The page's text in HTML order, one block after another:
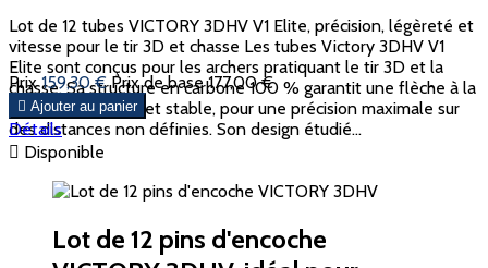
Lot de 12 tubes VICTORY 3DHV V1 Elite, précision, légèreté et
vitesse pour le tir 3D et chasse Les tubes Victory 3DHV V1
Elite sont conçus pour les archers pratiquant le tir 3D et la
chasse. Sa structure en carbone 100 % garantit une flèche à la
fois légère, solide et stable, pour une précision maximale sur
des distances non définies. Son design étudié...
Prix 159,30 € Prix de base 177,00 €
 Ajouter au panier
Détails
 Disponible
Lot de 12 pins d'encoche